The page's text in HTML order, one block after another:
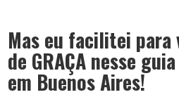
Mas eu facilitei para
de GRAÇA nesse
em Buenos Aires!